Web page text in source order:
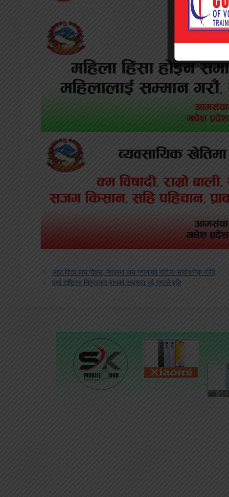
आज विश्व बाघ दिवस, नेपालमा बाघ गणनाको नतिजा सार्वजनिक गरिदै
पर्सा राष्ट्रिय निकुञ्जमा बाघको सङ्ख्या दुई गुणाले वृद्धि